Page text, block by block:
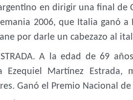
en dirigir una final
2006, que Italia ganó a
por darle un cabezazo al
A la edad de 69
Ezequiel Martínez Estrada,
Ganó el Premio Nacional